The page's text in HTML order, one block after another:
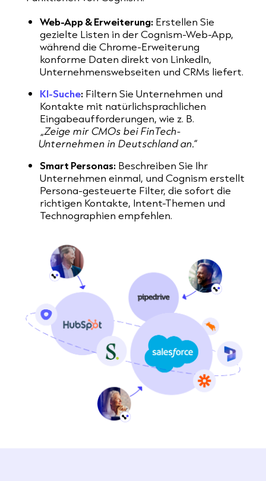
Web-App & Erweiterung:Erstellen Sie
gezielte Listen in der Cognism-Web-App,
während die Chrome-Erweiterung
konforme Daten direkt von LinkedIn,
Unternehmenswebseiten und CRMs liefert.
KI-Suche:Filtern Sie Unternehmen und
Kontakte mit natürlichsprachlichen
Eingabeaufforderungen, wie z. B.
„Zeige mir CMOs bei FinTech-
Unternehmen in Deutschland an.“
Smart Personas:Beschreiben Sie Ihr
Unternehmen einmal, und Cognism erstellt
Persona-gesteuerte Filter, die sofort die
richtigen Kontakte, Intent-Themen und
Technographien empfehlen.